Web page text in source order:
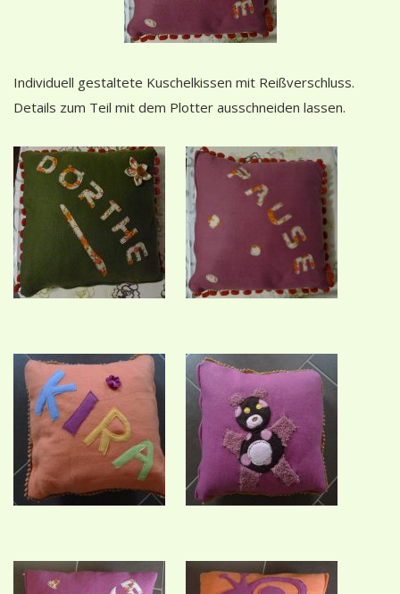
Individuell gestaltete Kuschelkissen mit Reißverschluss.
Details zum Teil mit dem Plotter ausschneiden lassen.